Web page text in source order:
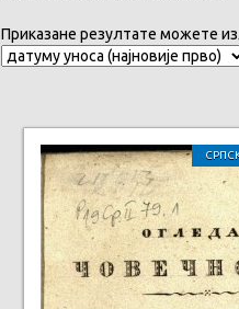
Приказане резултате можете